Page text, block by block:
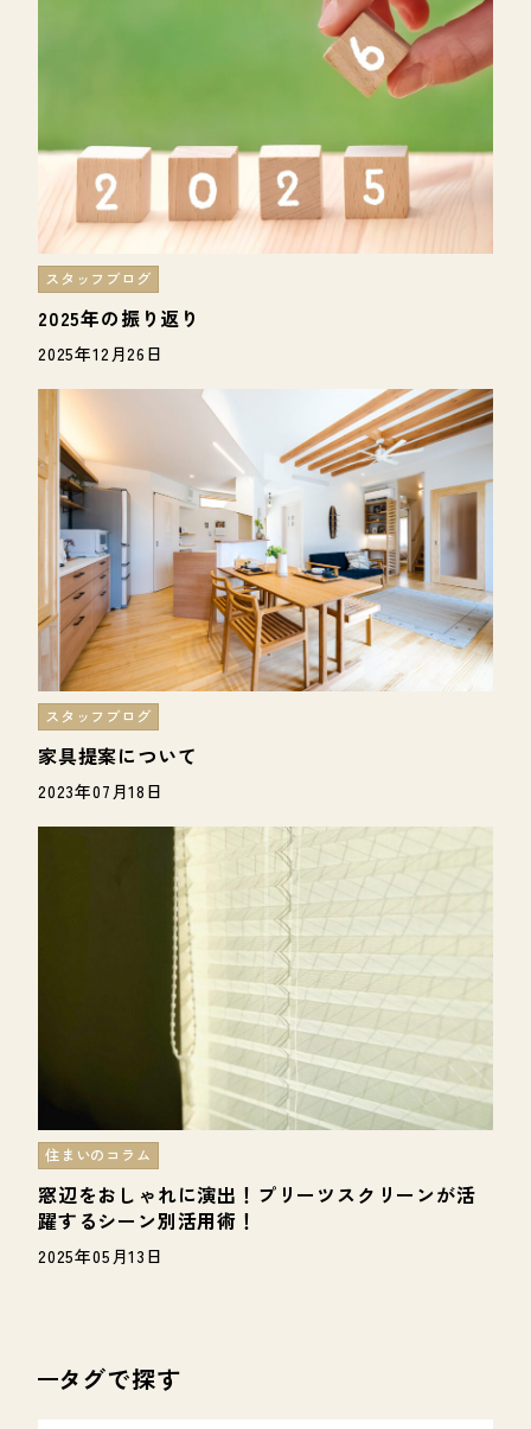
2025年の振り返り
スタッフブログ
2025年12月26日
家具提案について
スタッフブログ
2023年07月18日
窓辺をおしゃれに演出！プリーツスクリーンが活
躍するシーン別活用術！
住まいのコラム
2025年05月13日
タグで探す